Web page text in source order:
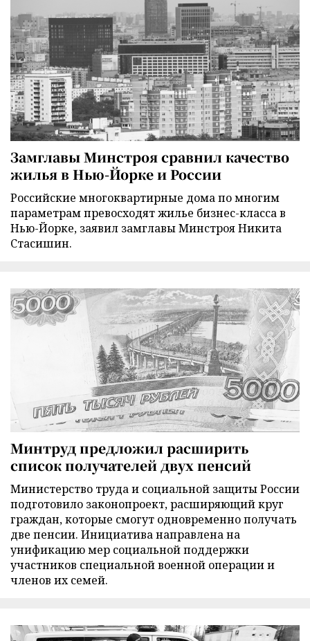
Замглавы Минстроя сравнил качество
жилья в Нью-Йорке и России
Российские многоквартирные дома по многим
параметрам превосходят жилье бизнес-класса в
Нью-Йорке, заявил замглавы Минстроя Никита
Стасишин.
Минтруд предложил расширить
список получателей двух пенсий
Министерство труда и социальной защиты России
подготовило законопроект, расширяющий круг
граждан, которые смогут одновременно получать
две пенсии. Инициатива направлена на
унификацию мер социальной поддержки
участников специальной военной операции и
членов их семей.